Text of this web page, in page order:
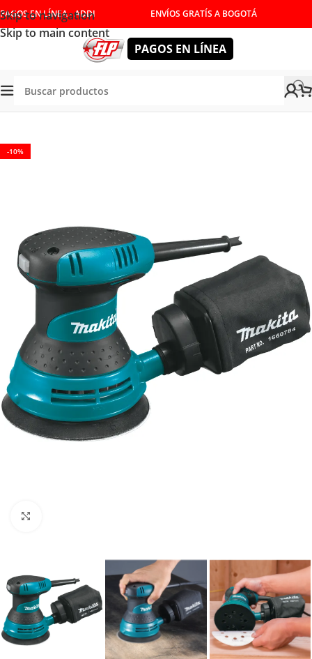
Skip to navigation
Skip to main content
PAGOS EN LÍNEA - ADDI ENVÍOS GRATÍS A BOGOTÁ
PAGOS EN LÍNEA
Tienda/HERRAMIENTAS ELÉCTRICAS
-10%